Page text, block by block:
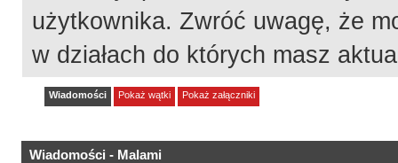
użytkownika. Zwróć uwagę, że
w działach do których masz
Wiadomości Pokaż wątki Pokaż załączniki
Wiadomości - Malami